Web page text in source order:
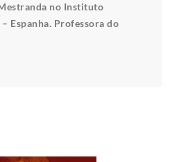
no Instituto
Espanha. Professora do